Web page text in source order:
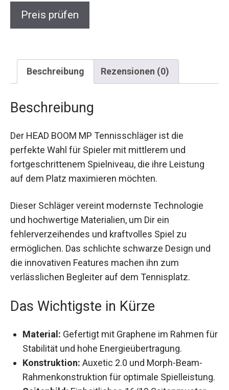
Preis prüfen
Beschreibung Rezensionen (0)
Beschreibung
Der HEAD BOOM MP Tennisschläger ist die
perfekte Wahl für Spieler mit mittlerem und
fortgeschrittenem Spielniveau, die ihre Leistung
auf dem Platz maximieren möchten.
Dieser Schläger vereint modernste Technologie
und hochwertige Materialien, um Dir ein
fehlerverzeihendes und kraftvolles Spiel zu
ermöglichen. Das schlichte schwarze Design und
die innovativen Features machen ihn zum
verlässlichen Begleiter auf dem Tennisplatz.
Das Wichtigste in Kürze
Material: Gefertigt mit Graphene im Rahmen
für Stabilität und hohe Energieübertragung.
Konstruktion: Auxetic 2.0 und Morph-Beam-
Rahmenkonstruktion für optimale